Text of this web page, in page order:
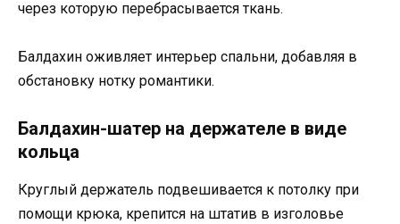
через которую перебрасывается ткань.
Балдахин оживляет интерьер спальни, добавляя в
обстановку нотку романтики.
Балдахин-шатер на держателе в виде
кольца
Круглый держатель подвешивается к потолку при
помощи крюка, крепится на штатив в изголовье